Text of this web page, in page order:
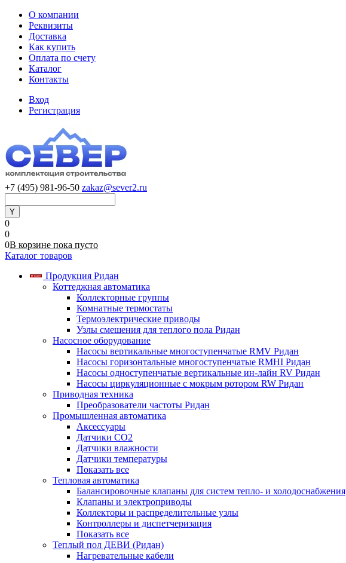
О компании
Реквизиты
Доставка
Как купить
Оплата по счету
Каталог
Контакты
Вход
Регистрация
+7 (495) 981-96-50 zakaz@sever2.ru
0
0
0В корзине пока пусто
Каталог товаров
Продукция Ридан
Коттеджная автоматика
Коллекторные группы
Комнатные термостаты
Термоэлектрические приводы
Узлы смешения для теплого пола Ридан
Насосное оборудование
Насосы вертикальные многоступенчатые RMV Ридан
Насосы горизонтальные многоступенчатые RMHI Ридан
Насосы одноступенчатые вертикальные ин-лайн RV Ридан
Насосы циркуляционные с мокрым ротором RW Ридан
Приводная техника
Преобразователи частоты Ридан
Промышленная автоматика
Аксессуары
Датчики CO2
Датчики влажности
Датчики температуры
Показать все
Тепловая автоматика
Балансировочные клапаны для систем тепло- и холодоснабжения
Клапаны и электроприводы
Коллекторы и распределительные узлы
Контроллеры и диспетчеризация
Показать все
Теплый пол ДЕВИ (Ридан)
Нагревательные кабели